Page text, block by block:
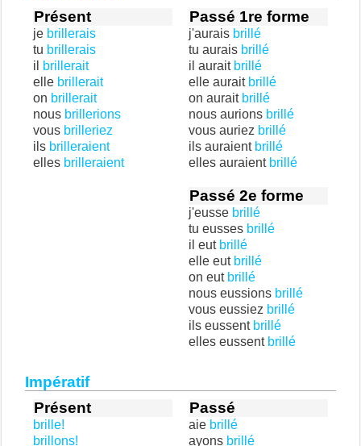
Présent
je brillerais
tu brillerais
il
brillerait
elle brillerait
on brillerait
nous brillerions
vous brilleriez
ils brilleraient
elles brilleraient
Passé 1re forme
j'aurais brillé
tu aurais brillé
il aurait brillé
elle aurait brillé
on aurait brillé
nous aurions brillé
vous auriez brillé
ils auraient brillé
elles auraient brillé
Passé 2e forme
j'eusse brillé
tu eusses brillé
il eut brillé
elle eut brillé
on eut brillé
nous eussions brillé
vous eussiez brillé
ils eussent brillé
elles eussent brillé
Impératif
Présent
brille!
brillons!
Passé
aie brillé
ayons brillé